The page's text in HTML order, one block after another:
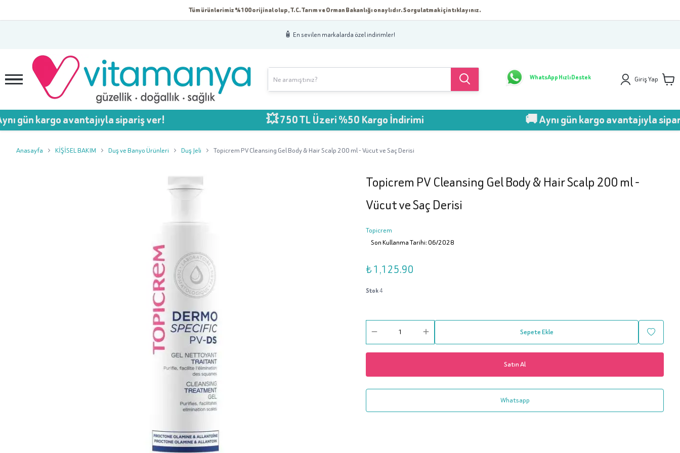
Tüm ürünlerimiz %100 orijinal olup, T.C. Tarım ve Orman Bakanlığı onaylıdır. Sorgulatmak için tıklayınız.
🧴 En sevilen markalarda özel indirimler!
WhatsApp Hızlı Destek Giriş Yap
avantajıyla sipariş ver! 💥 750 TL Üzeri %50 Kargo İndirimi 🚚 Aynı gün kargo avantajıyla sipariş ver!
Anasayfa KİŞİSEL BAKIM Duş ve Banyo Ürünleri Duş Jeli Topicrem PV Cleansing Gel Body & Hair Scalp 200 ml - Vücut ve Saç Derisi
Topicrem PV Cleansing Gel Body & Hair Scalp 200 ml -
Vücut ve Saç Derisi
Topicrem
Son Kullanma Tarihi: 06/2028
₺ 1,125.90
Stok4
Sepete Ekle
Satın Al
Whatsapp